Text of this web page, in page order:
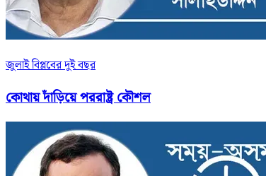
জুলাই বিপ্লবের দুই বছর
কোথায় দাঁড়িয়ে পররাষ্ট্র কৌশল